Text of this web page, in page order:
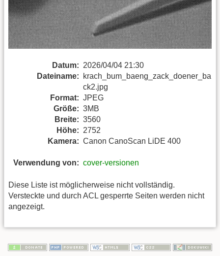
Datum: 2026/04/04 21:30
Dateiname:
krach_bum_baeng_zack_doener_ba
ck2.jpg
Format: JPEG
Größe: 3MB
Breite: 3560
Höhe: 2752
Kamera: Canon CanoScan LiDE 400
Verwendung von: cover-versionen
Diese Liste ist möglicherweise nicht vollständig.
Versteckte und durch ACL gesperrte Seiten werden nicht
angezeigt.